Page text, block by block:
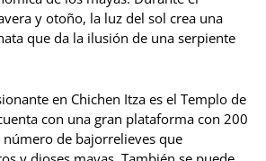
y otoño, la luz del sol crea una
que da la ilusión de una serpiente
en Chichen Itza es el Templo de
con una gran plataforma con 200
de bajorrelieves que